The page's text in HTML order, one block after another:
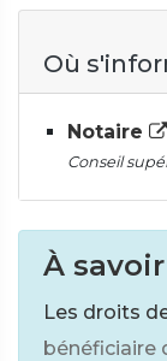
Où
Notaire
Conseil
À savoir
Les droits
bénéficiaire